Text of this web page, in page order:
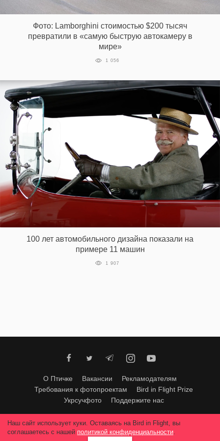
Фото: Lamborghini стоимостью $200 тысяч
превратили в «самую быструю автокамеру в
мире»
1 056
100 лет автомобильного дизайна показали на
примере 11 машин
1 907
О Птичке Вакансии
Рекламодателям
Требования к фотопроектам
Bird in Flight Prize
Укрсучфото
Поддержите нас
Любое использование материалов допускается только с согласия
редакции.© 2026, Bird In Flight.
Наш сайт использует куки. Оставаясь на Bird in Flight, вы
соглашаетесь с нашей политикой конфиденциальности.